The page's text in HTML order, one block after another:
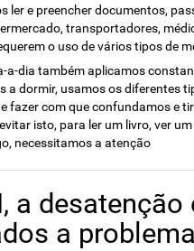
ler e preencher documentos,
transportadores,
o uso de vários tipos de
a-dia também aplicamos
a dormir, usamos os diferentes
fazer com que confundamos e
isto, para ler um livro, ver
necessitamos a atenção
a
a